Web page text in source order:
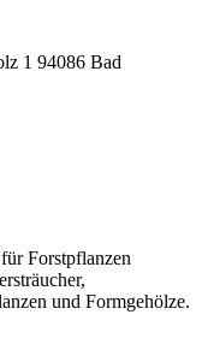
1 94086 Bad
Forstpflanzen
und Formgehölze.